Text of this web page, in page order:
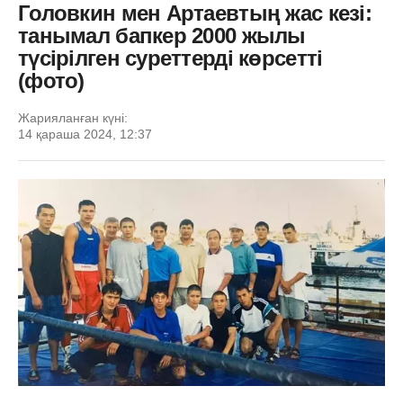
Головкин мен Артаевтың жас кезі:
танымал бапкер 2000 жылы
түсірілген суреттерді көрсетті
(фото)
Жарияланған күні:
14 қараша 2024, 12:37